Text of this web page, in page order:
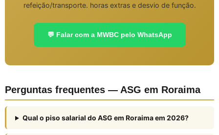
refeição/transporte. horas extras e desvio de função.
💬 Falar com a MWBC pelo WhatsApp
Perguntas frequentes — ASG em Roraima
Qual o piso salarial do ASG em Roraima em 2026?